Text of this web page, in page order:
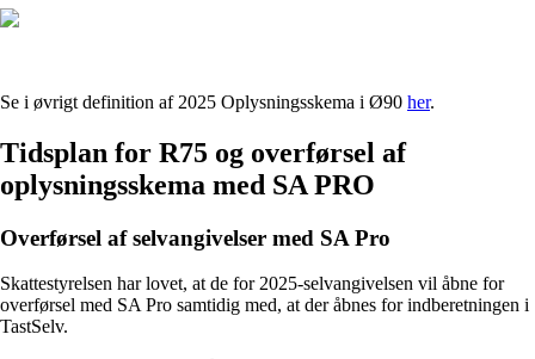
Se i øvrigt definition af 2025 Oplysningsskema i Ø90 her.
Tidsplan for R75 og overførsel af
oplysningsskema med SA PRO
Overførsel af selvangivelser med SA Pro
Skattestyrelsen har lovet, at de for 2025-selvangivelsen vil åbne for
overførsel med SA Pro samtidig med, at der åbnes for indberetningen i
TastSelv.